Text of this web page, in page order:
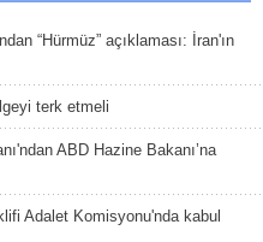
“Hürmüz” açıklaması: İran'ın
terk etmeli
ABD Hazine Bakanı’na
Adalet Komisyonu'nda kabul